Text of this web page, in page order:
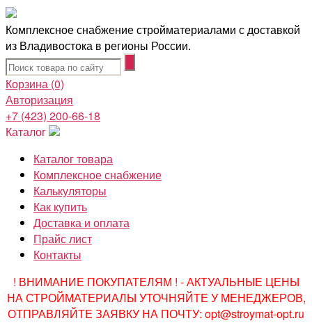
Комплексное снабжение стройматериалами с доставкой
из Владивостока в регионы России.
Корзина (0)
Авторизация
+7 (423) 200-66-18
Каталог
Каталог товара
Комплексное снабжение
Калькуляторы
Как купить
Доставка и оплата
Прайс лист
Контакты
! ВНИМАНИЕ ПОКУПАТЕЛЯМ ! - АКТУАЛЬНЫЕ ЦЕНЫ
НА СТРОЙМАТЕРИАЛЫ УТОЧНЯЙТЕ У МЕНЕДЖЕРОВ,
ОТПРАВЛЯЙТЕ ЗАЯВКУ НА ПОЧТУ: opt@stroymat-opt.ru